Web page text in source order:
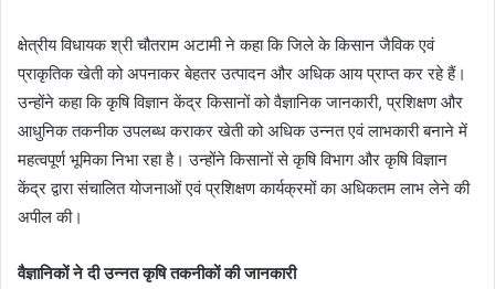
क्षेत्रीय विधायक श्री चौतराम अटामी ने कहा कि जिले के किसान जैविक एवं
प्राकृतिक खेती को अपनाकर बेहतर उत्पादन और अधिक आय प्राप्त कर रहे हैं।
उन्होंने कहा कि कृषि विज्ञान केंद्र किसानों को वैज्ञानिक जानकारी, प्रशिक्षण और
आधुनिक तकनीक उपलब्ध कराकर खेती को अधिक उन्नत एवं लाभकारी बनाने में
महत्वपूर्ण भूमिका निभा रहा है। उन्होंने किसानों से कृषि विभाग और कृषि विज्ञान
केंद्र द्वारा संचालित योजनाओं एवं प्रशिक्षण कार्यक्रमों का अधिकतम लाभ लेने की
अपील की।
वैज्ञानिकों ने दी उन्नत कृषि तकनीकों की जानकारी